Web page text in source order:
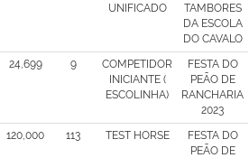
UNIFICADO
TAMBORES
DA ESCOLA
DO CAVALO
24,699 9
COMPETIDOR
INICIANTE (
ESCOLINHA)
FESTA DO
PEÃO DE
RANCHARIA
2023
120,000 113 TEST HORSE
FESTA DO
PEÃO DE